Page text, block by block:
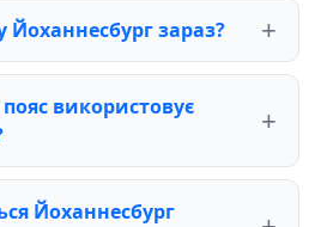
Йоханнесбург зараз?
використовує
Йоханнесбург